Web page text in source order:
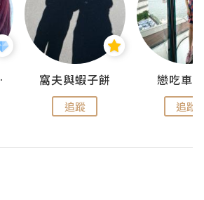
窩夫與蝦子餅
追蹤
戀吃車
追蹤